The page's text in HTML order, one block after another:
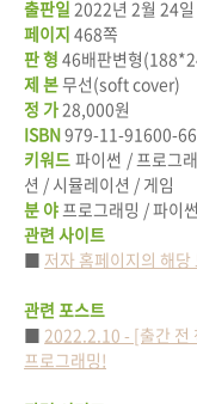
출판일 2022년 2월 24일
페이지 468쪽
판 형 46배판변형
제 본무선(soft cover)
정 가28,000원
ISBN979-11-91600-
키워드 파이썬 /프로그
션 / 시뮬레이션 / 게임
분 야프로그래밍 /파이썬
관련 사이트
■ 저자 홈페이지의 해당
관련 포스트
■ 2022.2.10 - [출간 전
프로그래밍!